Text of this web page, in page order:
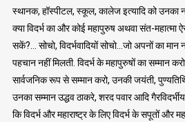
स्थानक, हॉस्पीटल, स्कूल, कालेज इत्यादि को उनका
क्या विदर्भ का और कोई महापुरुष अथवा संत-महात्मा
सकें?… सोचो, विदर्भवादियों सोचो…जो अपनों का मान
पहचान नहीं मिलती. विदर्भ के महापुरुषों का सम्मान
सार्वजनिक रूप से सम्मान करो, उनकी जयंती,
उनका सम्मान उद्धव ठाकरे, शरद पवार आदि
कि विदर्भ और महाराष्ट्र के लिए विदर्भ के सपूतों और